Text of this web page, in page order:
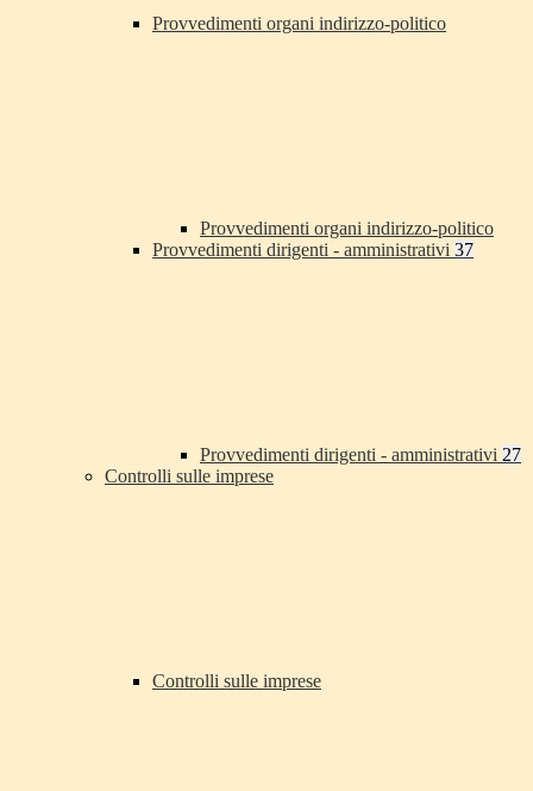
Provvedimenti organi indirizzo-politico
Provvedimenti organi indirizzo-politico
Provvedimenti dirigenti - amministrativi 37
Provvedimenti dirigenti - amministrativi 27
Controlli sulle imprese
Controlli sulle imprese